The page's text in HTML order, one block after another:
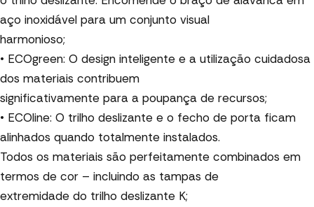
aço inoxidável para um conjunto visual
harmonioso;
• ECOgreen: O design inteligente e a utilização cuidadosa
dos materiais contribuem
significativamente para a poupança de recursos;
• ECOline: O trilho deslizante e o fecho de porta ficam
alinhados quando totalmente instalados.
Todos os materiais são perfeitamente combinados em
termos de cor – incluindo as tampas de
extremidade do trilho deslizante K;